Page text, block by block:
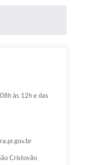
às 12h e das
Cristovão